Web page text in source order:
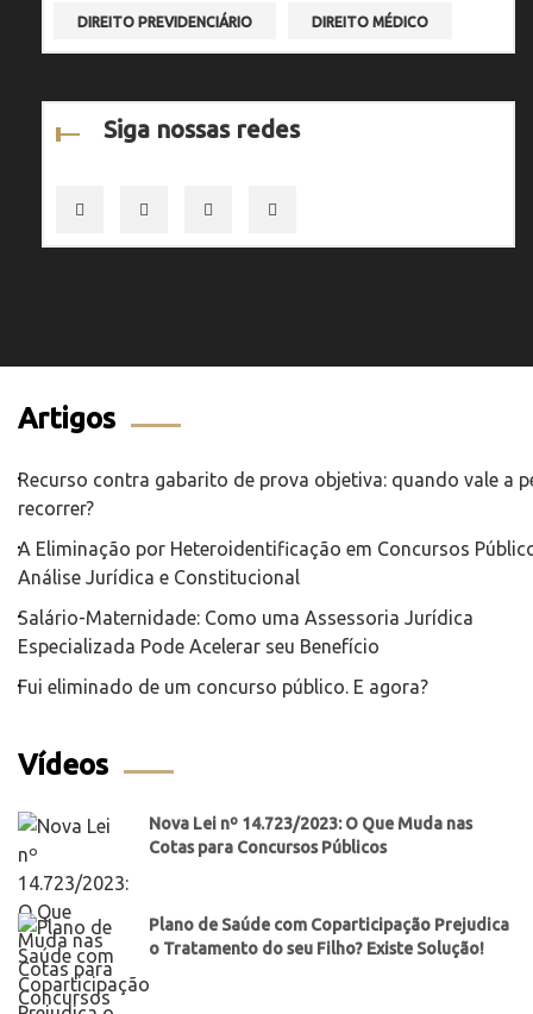
DIREITO PREVIDENCIÁRIO DIREITO MÉDICO
Siga nossas redes
Artigos
Recurso contra gabarito de prova objetiva: quando vale a
recorrer?
A Eliminação por Heteroidentificação em Concursos
Análise Jurídica e Constitucional
Salário-Maternidade: Como uma Assessoria Jurídica
Especializada Pode Acelerar seu Benefício
Fui eliminado de um concurso público. E agora?
Vídeos
Nova Lei nº 14.723/2023: O Que Muda nas
Cotas para Concursos Públicos
Plano de Saúde com Coparticipação Prejudica
o Tratamento do seu Filho? Existe Solução!